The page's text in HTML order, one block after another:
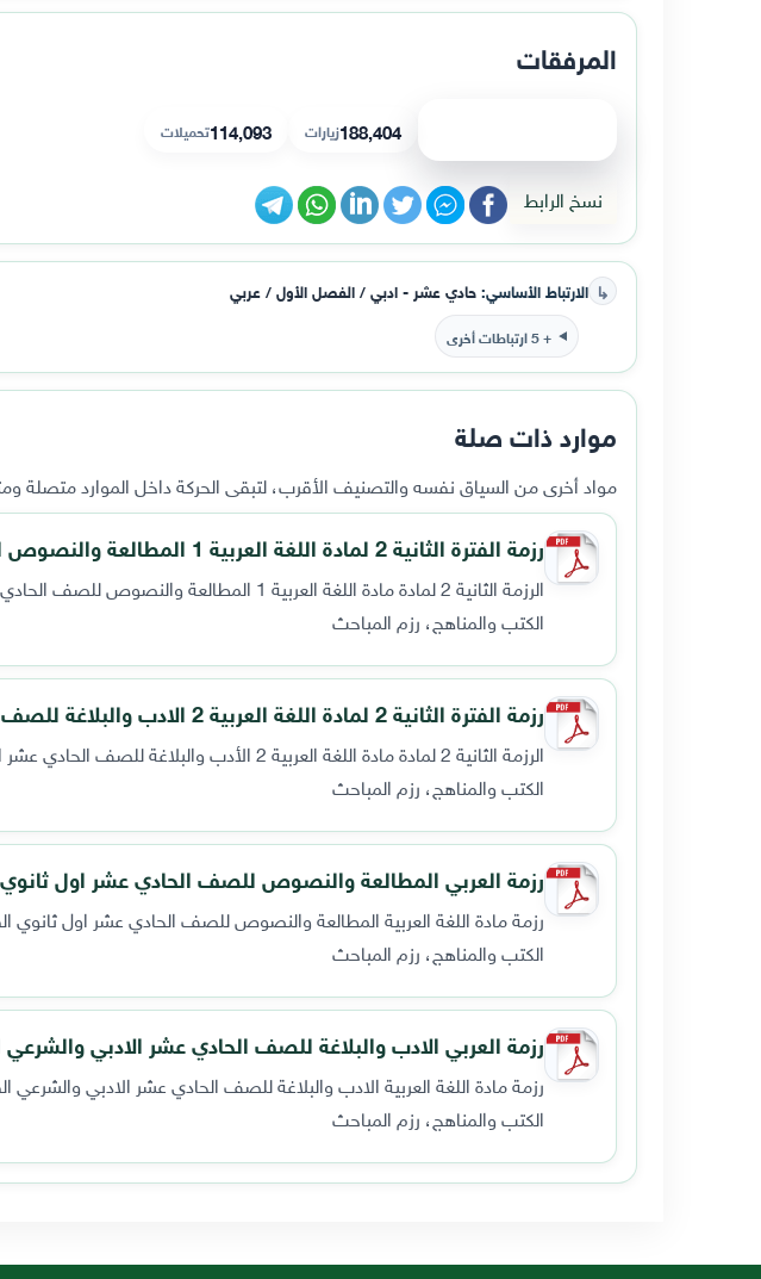
المرفقات
188,404زيارات 114,093تحميلات
نسخ الرابط
↳ الارتباط الأساسي:حادي عشر - ادبي / الفصل الأول / عربي
+ 5 ارتباطات أخرى
موارد ذات صلة
مواد أخرى من السياق نفسه والتصنيف الأقرب، لتبقى الحركة داخل الموارد متصلة
رزمة الفترة الثانية 2 لمادة اللغة العربية 1 المطالعة والنصوص للصف الأول ثانوي الفصل الأول
الرزمة الثانية 2 لمادة مادة اللغة العربية 1 المطالعة والنصوص للصف الحادي عشر الفصل الدراسي الأول الفترة الثانية 2020م.
الكتب والمناهج، رزم المباحث
رزمة الفترة الثانية 2 لمادة اللغة العربية 2 الادب والبلاغة للصف الأول ثانوي الادبي الفصل الأول
الرزمة الثانية 2 لمادة مادة اللغة العربية 2 الأدب والبلاغة للصف الحادي عشر الادبي والشرعي الفصل الدراسي الأول الفترة الثانية 2020م.
الكتب والمناهج، رزم المباحث
رزمة العربي المطالعة والنصوص للصف الحادي عشر اول ثانوي
رزمة مادة اللغة العربية المطالعة والنصوص للصف الحادي عشر اول ثانوي الفصل
الكتب والمناهج، رزم المباحث
رزمة العربي الادب والبلاغة للصف الحادي عشر الادبي والشرعي
رزمة مادة اللغة العربية الادب والبلاغة للصف الحادي عشر الادبي والشرعي
الكتب والمناهج، رزم المباحث